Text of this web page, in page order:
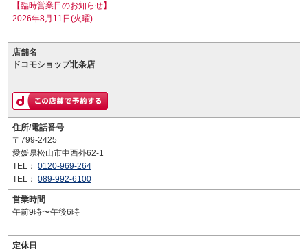
【臨時営業日のお知らせ】
2026年8月11日(火曜)
店舗名
ドコモショップ北条店
住所/電話番号
〒799-2425
愛媛県松山市中西外62-1
TEL： 0120-969-264
TEL： 089-992-6100
営業時間
午前9時〜午後6時
定休日